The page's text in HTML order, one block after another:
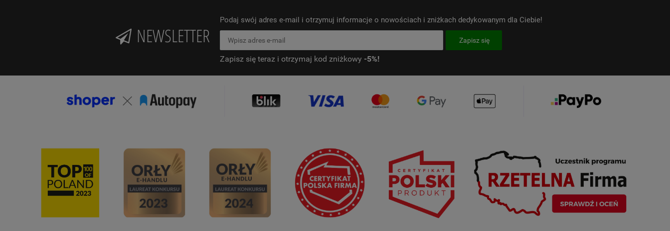
NEWSLETTER
Podaj swój adres e-mail i otrzymuj informacje o nowościach i zniżkach dedykowanym dla Ciebie!
Zapisz się teraz i otrzymaj kod zniżkowy -5%!